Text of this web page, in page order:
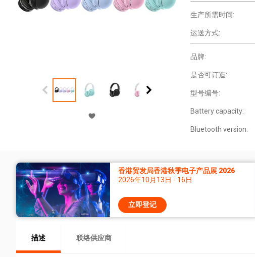
生产所需时间:
运送方式:
品牌:
是否可订造:
型号编号:
Battery capacity:
Bluetooth version:
香港贸发局香港秋季电子产品展 2026
2026年10月13日 - 16日
立即登记
描述 联络供应商